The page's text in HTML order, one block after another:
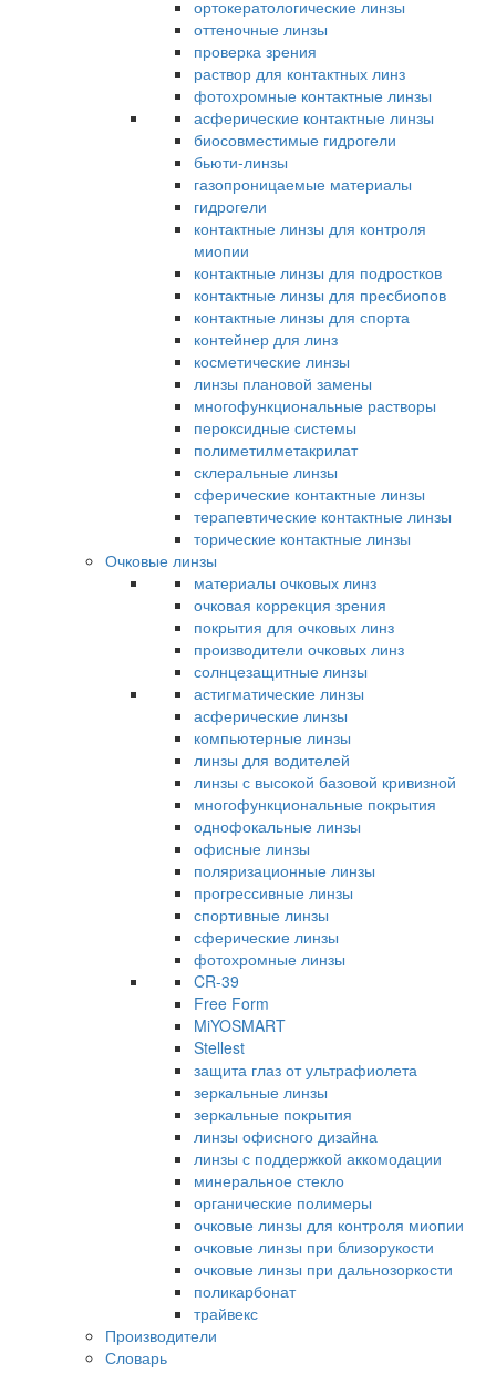
ортокератологические линзы
оттеночные линзы
проверка зрения
раствор для контактных линз
фотохромные контактные линзы
асферические контактные линзы
биосовместимые гидрогели
бьюти-линзы
газопроницаемые материалы
гидрогели
контактные линзы для контроля
миопии
контактные линзы для подростков
контактные линзы для пресбиопов
контактные линзы для спорта
контейнер для линз
косметические линзы
линзы плановой замены
многофункциональные растворы
пероксидные системы
полиметилметакрилат
склеральные линзы
сферические контактные линзы
терапевтические контактные линзы
торические контактные линзы
Очковые линзы
материалы очковых линз
очковая коррекция зрения
покрытия для очковых линз
производители очковых линз
солнцезащитные линзы
астигматические линзы
асферические линзы
компьютерные линзы
линзы для водителей
линзы с высокой базовой кривизной
многофункциональные покрытия
однофокальные линзы
офисные линзы
поляризационные линзы
прогрессивные линзы
спортивные линзы
сферические линзы
фотохромные линзы
CR-39
Free Form
MiYOSMART
Stellest
защита глаз от ультрафиолета
зеркальные линзы
зеркальные покрытия
линзы офисного дизайна
линзы с поддержкой аккомодации
минеральное стекло
органические полимеры
очковые линзы для контроля миопии
очковые линзы при близорукости
очковые линзы при дальнозоркости
поликарбонат
трайвекс
Производители
Словарь